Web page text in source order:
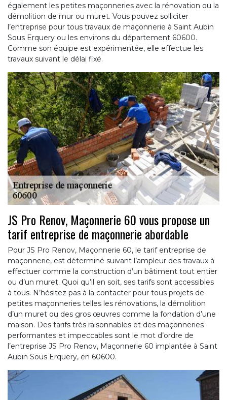
également les petites maçonneries avec la rénovation ou la
démolition de mur ou muret. Vous pouvez solliciter
l’entreprise pour tous travaux de maçonnerie à Saint Aubin
Sous Erquery ou les environs du département 60600.
Comme son équipe est expérimentée, elle effectue les
travaux suivant le délai fixé.
JS Pro Renov, Maçonnerie 60 vous propose un
tarif entreprise de maçonnerie abordable
Pour JS Pro Renov, Maçonnerie 60, le tarif entreprise de
maçonnerie, est déterminé suivant l’ampleur des travaux à
effectuer comme la construction d’un bâtiment tout entier
ou d’un muret. Quoi qu’il en soit, ses tarifs sont accessibles
à tous. N’hésitez pas à la contacter pour tous projets de
petites maçonneries telles les rénovations, la démolition
d’un muret ou des gros œuvres comme la fondation d’une
maison. Des tarifs très raisonnables et des maçonneries
performantes et impeccables sont le mot d’ordre de
l’entreprise JS Pro Renov, Maçonnerie 60 implantée à Saint
Aubin Sous Erquery, en 60600.